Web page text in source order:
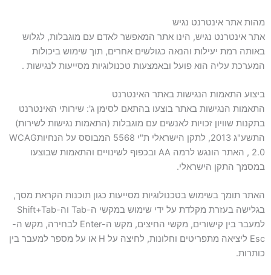
מהות אתר אינטרנט נגיש
אתר אינטרנט נגיש, הינו אתר המאפשר לאדם עם מוגבלות, לגלוש
באותה רמת יעילות והנאה כגולשים אחרים, תוך שימוש ביכולות
המערכת עליה הוא פועל ובאמצעות טכנולוגיות מסייעות לנגישות .
ביצוע התאמות הנגישות באתר האינטרנט
התאמות הנגישות באתר בוצעו בהתאם לסימן ג': שירותי האינטרנט
בתקנות שוויון זכויות לאנשים עם מוגבלות (התאמות נגישות לשירות)
התשע"ג 2013, לתקן הישראלי ת"י 5568 המבוסס על הנחיותWCAG
2.0 , האתר הונגש לרמה AA ובכפוף לשינויים והתאמות שבוצעו
במסמך התקן הישראלי.
האתר תומך בשימוש בטכנולוגיות מסייעות כגון תוכנות הקראת מסך,
בגלישה בעזרת מקלדת על ידי שימוש במקשי ה-Tab וה-Shift+Tab
למעבר בין קישורים, מקשי החיצים, מקש ה-Enter לבחירה, מקש ה-
Esc ליציאה מתפריטים וחלונות, לחיצה על H או על מספר למעבר בין
כותרות.